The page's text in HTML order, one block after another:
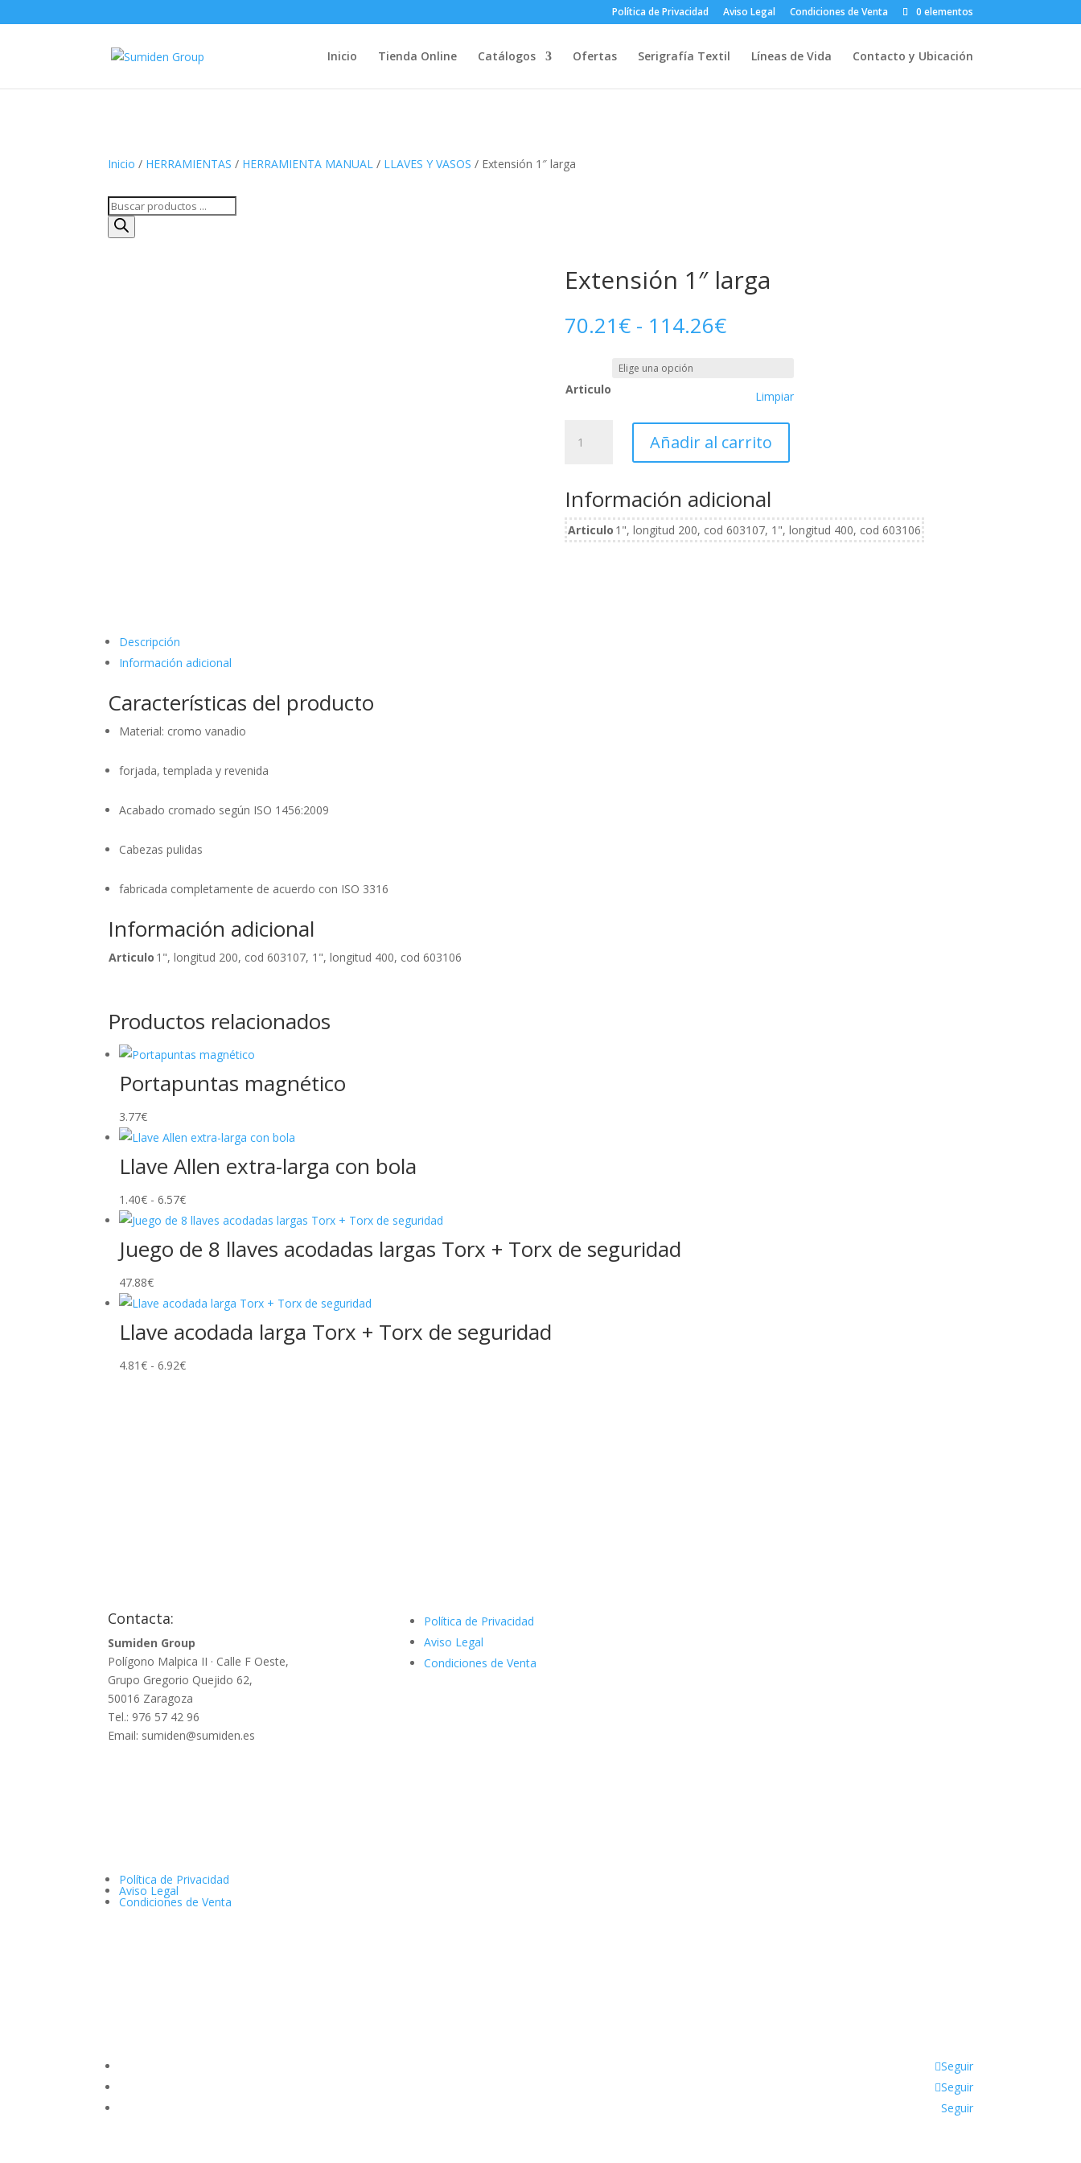
Política de Privacidad Aviso Legal Condiciones de Venta 0 elementos
Inicio Tienda Online Catálogos Ofertas Serigrafía Textil Líneas de Vida Contacto y Ubicación
Inicio / HERRAMIENTAS / HERRAMIENTA MANUAL / LLAVES Y VASOS / Extensión 1″ larga
Búsqueda
de
productos
Extensión 1″ larga
70.21€ - 114.26€Rango
de
70.21€
hasta
114.26€
Articulo Limpiar
Añadir al carrito
Información adicional
Articulo 1", longitud 200, cod 603107, 1", longitud 400, cod 603106
Descripción
Información adicional
Características del producto
Material: cromo vanadio
forjada, templada y revenida
Acabado cromado según ISO 1456:2009
Cabezas pulidas
fabricada completamente de acuerdo con ISO 3316
Información adicional
Articulo 1", longitud 200, cod 603107, 1", longitud 400, cod 603106
Productos relacionados
Portapuntas magnético
3.77€
Llave Allen extra-larga con bola
1.40€ - 6.57€Rango
de
precios:
desde
hasta
Juego de 8 llaves acodadas largas Torx + Torx de seguridad
47.88€
Llave acodada larga Torx + Torx de seguridad
4.81€ - 6.92€Rango
Contacta:
Sumiden Group
Polígono Malpica II · Calle F Oeste,
Grupo Gregorio Quejido 62,
50016 Zaragoza
Tel.: 976 57 42 96
Email: sumiden@sumiden.es
Política de Privacidad
Aviso Legal
Condiciones de Venta
Política de Privacidad
Aviso Legal
Condiciones de Venta
Seguir
Seguir
Seguir